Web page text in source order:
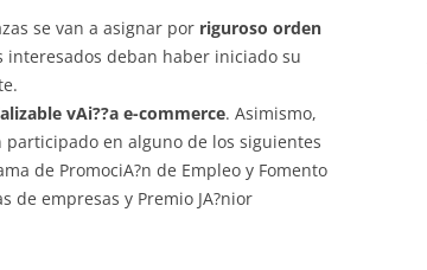
se van a asignar por riguroso orden
interesados deban haber iniciado su
vAi??a e-commerce. Asimismo,
en alguno de los siguientes
de PromociA?n de Empleo y Fomento
de empresas y Premio JA?nior